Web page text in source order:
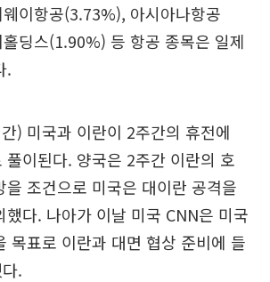
이항공(3.73%), 아시아나항공
딩스(1.90%) 등 항공 종목은 일제
.
) 미국과 이란이 2주간의 휴전에
풀이된다. 양국은 2주간 이란의 호
을 조건으로 미국은 대이란 공격을
했다. 나아가 이날 미국 CNN은 미국
목표로 이란과 대면 협상 준비에 들
.